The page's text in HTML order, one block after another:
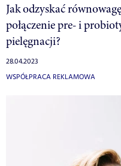
Jak odzyskać
połączenie pre- i
pielęgnacji?
28.04.2023
WSPÓŁPRACA REKLAMOWA